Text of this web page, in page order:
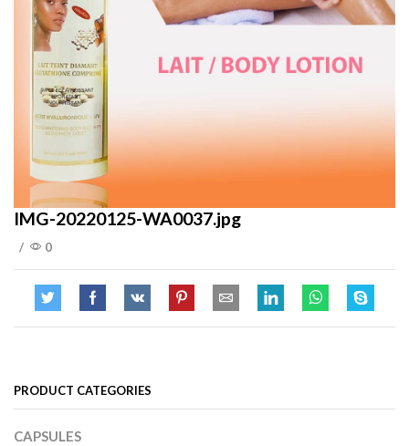
IMG-20220125-WA0037.jpg
/ 0
PRODUCT CATEGORIES
CAPSULES